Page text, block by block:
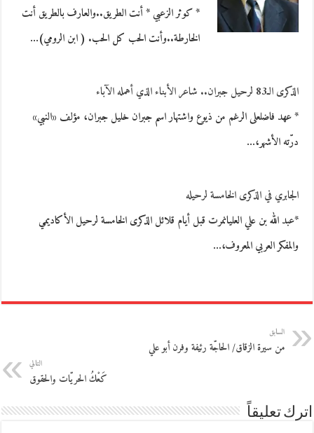
* كوثر الزعبي * أنت الطريق..والعارف بالطريق أنت
الخارطة..وأنت الحب كل الحب. ( ابن الرومي)…
الذكرى الـ83 لرحيل جبران.. شاعر الأبناء الذي أهمله الآباء
* عهد فاضلعلى الرغم من ذيوع واشتهار اسم جبران خليل جبران، مؤلف «النبي»
درّته الأشهر،…
الجابري في الذكرى الخامسة لرحيله
*عبد الله بن علي العليانمرت قبل أيام قلائل الذكرى الخامسة لرحيل الأكاديمي
والمفكر العربي المعروف،…
السابق
من سيرة الزقاق/ الحاجّة رئيفة وفرن أبو علي
التالي
كَعْكُ الحريّات والحقوق
اترك تعليقاً